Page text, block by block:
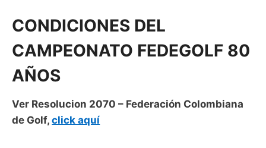
CONDICIONES DEL
CAMPEONATO FEDEGOLF 80
AÑOS
Ver Resolucion 2070 – Federación Colombiana
de Golf,click aquí